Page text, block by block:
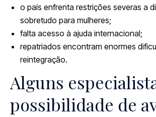
o país enfrenta restrições severas a
sobretudo para mulheres;
falta acesso à ajuda internacional;
repatriados encontram enormes
reintegração.
Alguns
possibilidade de